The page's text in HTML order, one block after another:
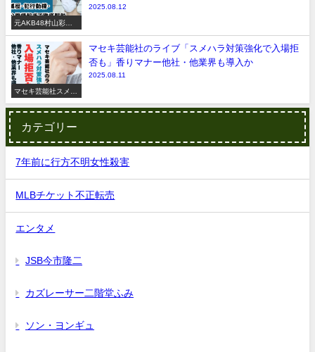
元AKB48村山彩希
2025.08.12
マセキ芸能社スメハ
マセキ芸能社のライブ「スメハラ対策強化で入場拒
否も」香りマナー他社・他業界も導入か
2025.08.11
カテゴリー
7年前に行方不明女性殺害
MLBチケット不正転売
エンタメ
JSB今市隆二
カズレーサー二階堂ふみ
ソン・ヨンギュ